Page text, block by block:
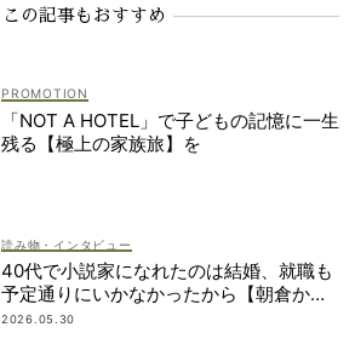
この記事もおすすめ
「NOT A HOTEL」で子どもの記憶に一生
残る【極上の家族旅】を
読み物・インタビュー
40代で小説家になれたのは結婚、就職も
予定通りにいかなかったから【朝倉かす
みさん】
2026.05.30